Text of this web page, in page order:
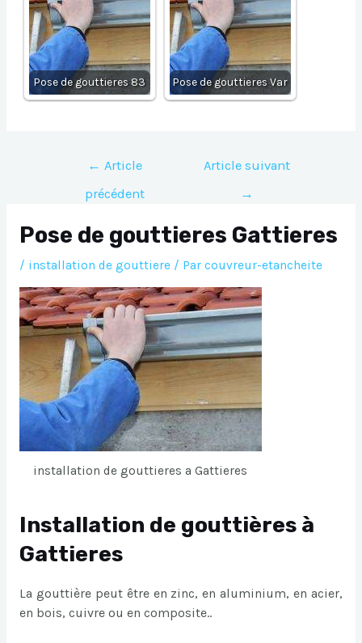
Pose de gouttieres 83 Pose de gouttieres Var
Navigation
l’article
← Article
précédent
Article suivant
→
Pose de gouttieres Gattieres
/ installation de gouttiere/ Par couvreur-etancheite
installation de gouttieres a Gattieres
Installation de gouttières à
Gattieres
La gouttière peut être en zinc, en aluminium, en acier,
en bois, cuivre ou en composite..